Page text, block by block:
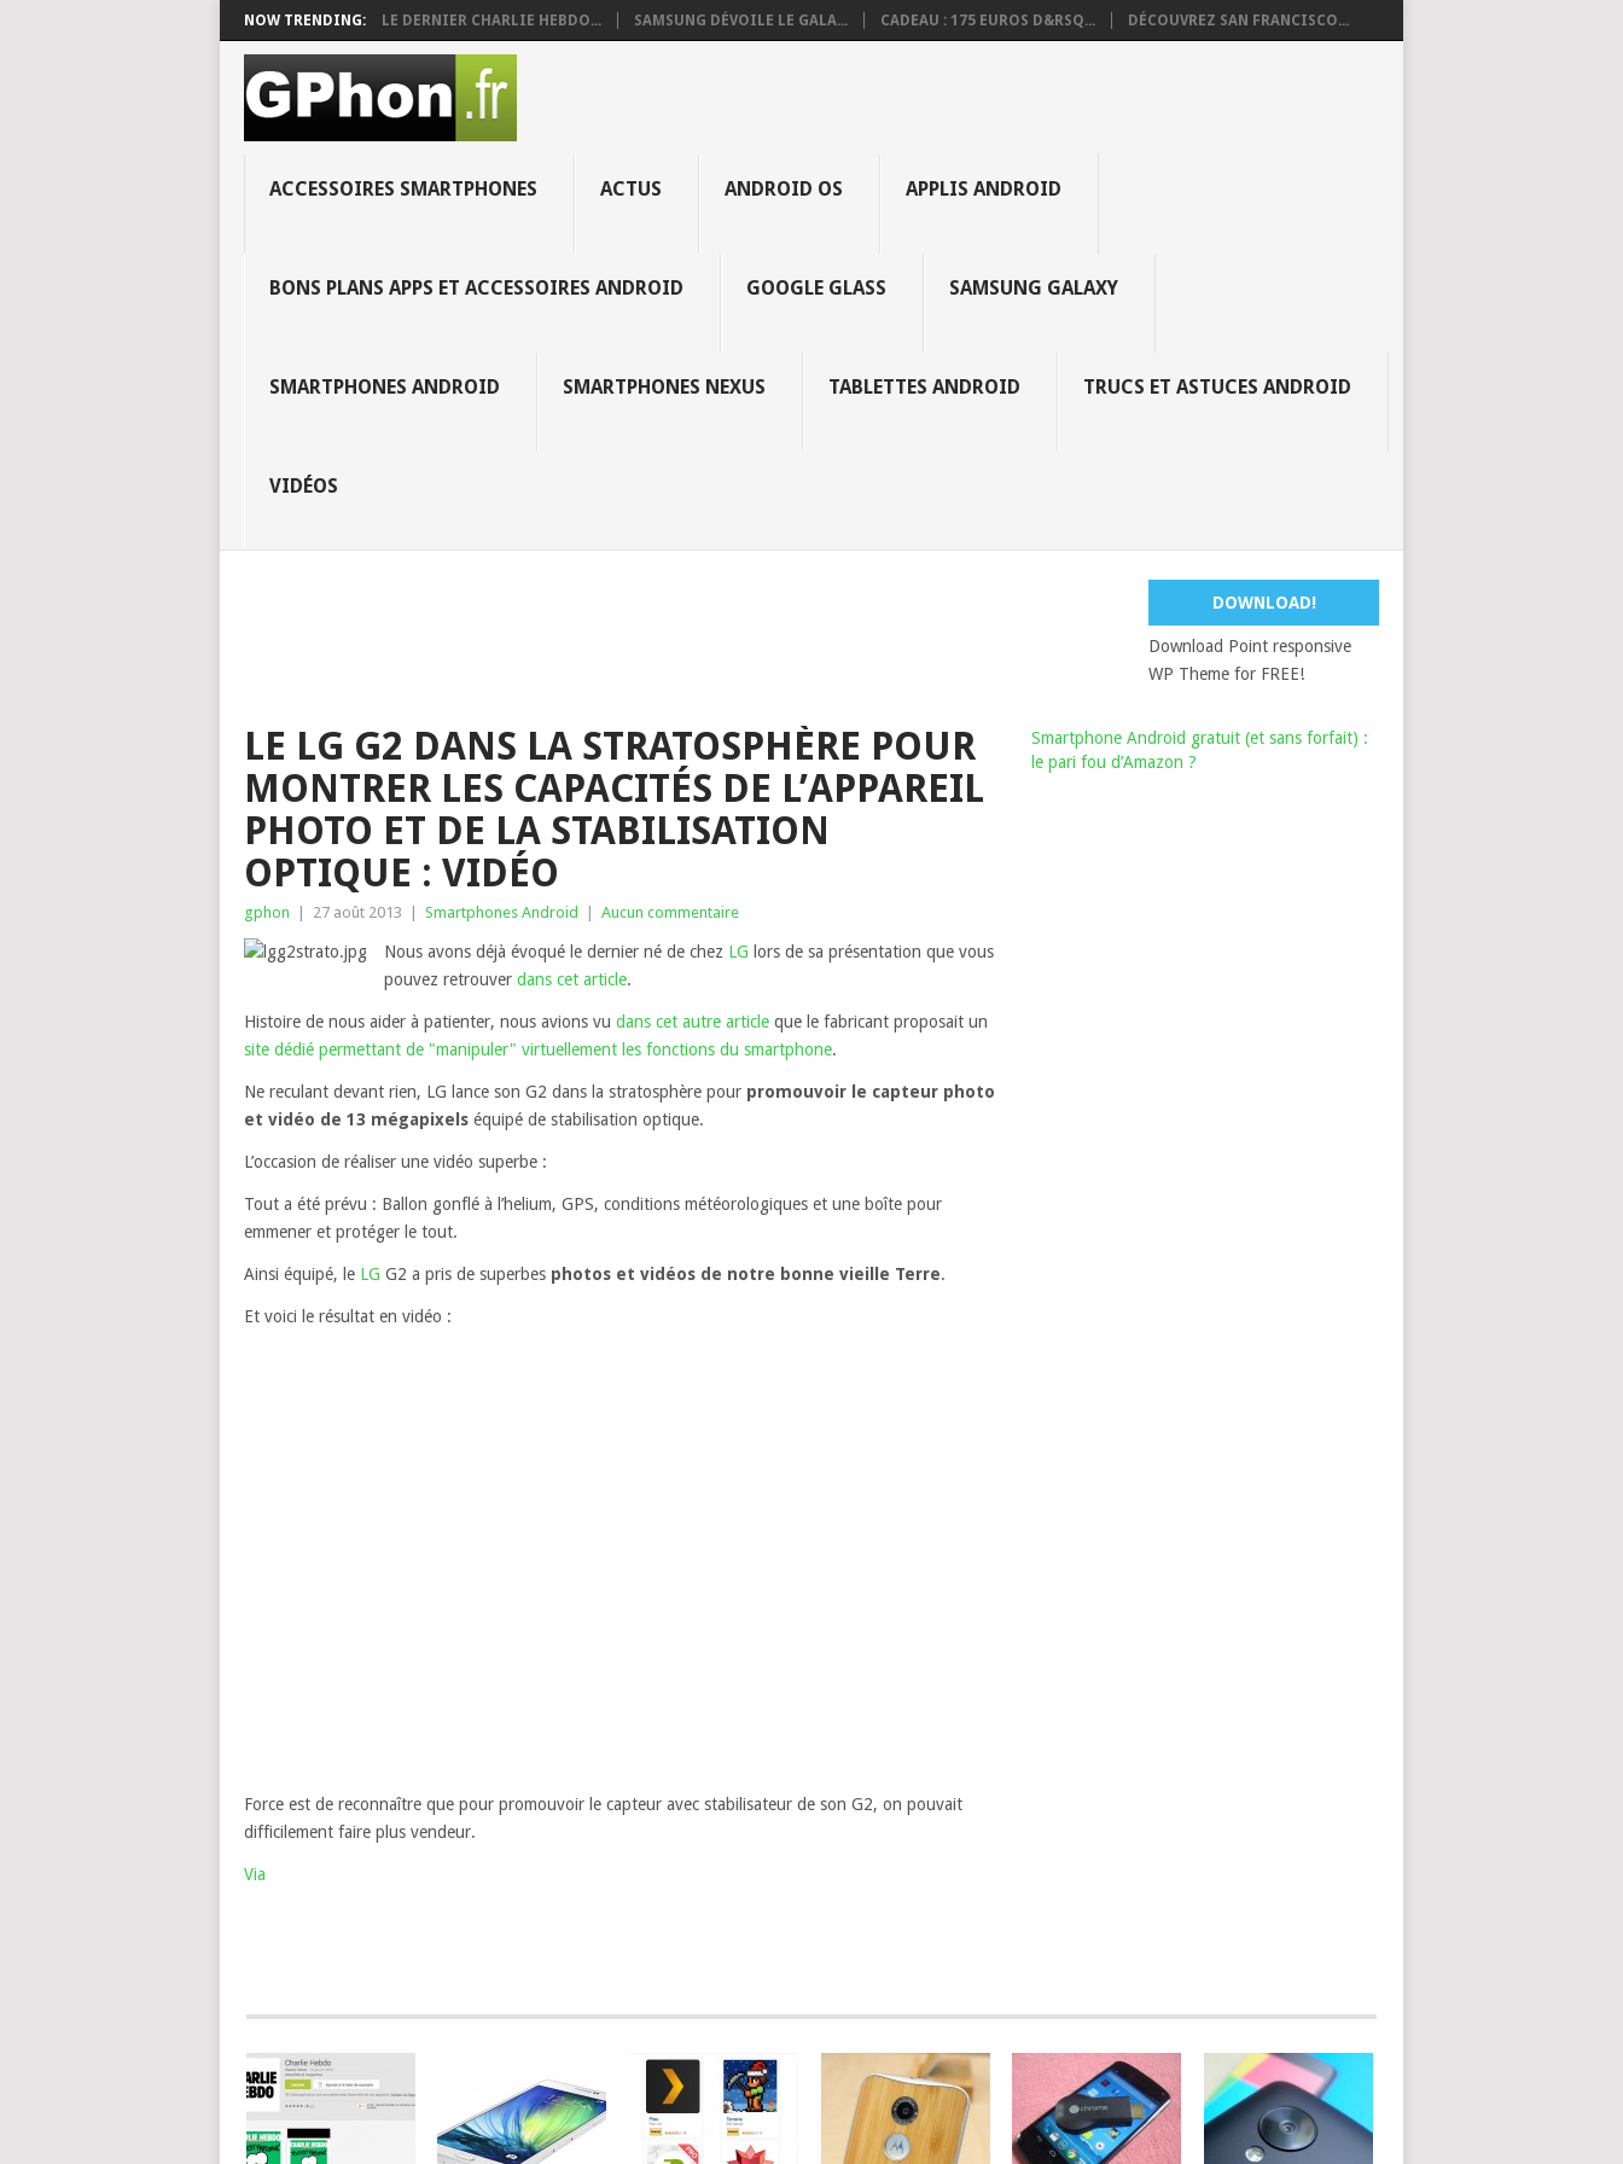
NOW TRENDING: LE DERNIER CHARLIE HEBDO... SAMSUNG DÉVOILE LE GALA... CADEAU : 175 EUROS D&RSQ... DÉCOUVREZ SAN FRANCISCO...
ACCESSOIRES SMARTPHONES ACTUS ANDROID OS APPLIS ANDROID
BONS PLANS APPS ET ACCESSOIRES ANDROID GOOGLE GLASS SAMSUNG GALAXY
SMARTPHONES ANDROID SMARTPHONES NEXUS TABLETTES ANDROID TRUCS ET ASTUCES ANDROID
VIDÉOS
DOWNLOAD!
Download Point responsive
WP Theme for FREE!
LE LG G2 DANS LA STRATOSPHÈRE POUR
MONTRER LES CAPACITÉS DE L’APPAREIL
PHOTO ET DE LA STABILISATION
OPTIQUE : VIDÉO
gphon 27 août 2013 Smartphones Android Aucun commentaire
Nous avons déjà évoqué le dernier né de chez LG lors de sa présentation que vous
pouvez retrouver dans cet article.
Histoire de nous aider à patienter, nous avions vu dans cet autre article que le fabricant proposait un
site dédié permettant de "manipuler" virtuellement les fonctions du smartphone.
Ne reculant devant rien, LG lance son G2 dans la stratosphère pour promouvoir le capteur photo
et vidéo de 13 mégapixels équipé de stabilisation optique.
L’occasion de réaliser une vidéo superbe :
Tout a été prévu : Ballon gonflé à l’helium, GPS, conditions météorologiques et une boîte pour
emmener et protéger le tout.
Ainsi équipé, le LG G2 a pris de superbes photos et vidéos de notre bonne vieille Terre.
Et voici le résultat en vidéo :
Force est de reconnaître que pour promouvoir le capteur avec stabilisateur de son G2, on pouvait
difficilement faire plus vendeur.
Via
Smartphone Android gratuit (et sans forfait) :
le pari fou d’Amazon ?